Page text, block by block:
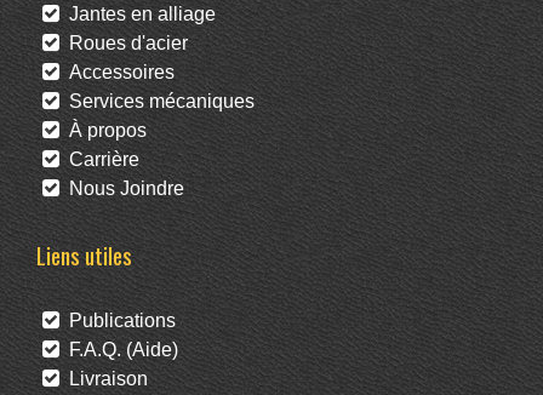
Jantes en alliage
Roues d'acier
Accessoires
Services mécaniques
À propos
Carrière
Nous Joindre
Liens utiles
Publications
F.A.Q. (Aide)
Livraison